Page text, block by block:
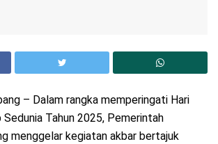
– Dalam rangka memperingati Hari
Sedunia Tahun 2025, Pemerintah
menggelar kegiatan akbar bertajuk